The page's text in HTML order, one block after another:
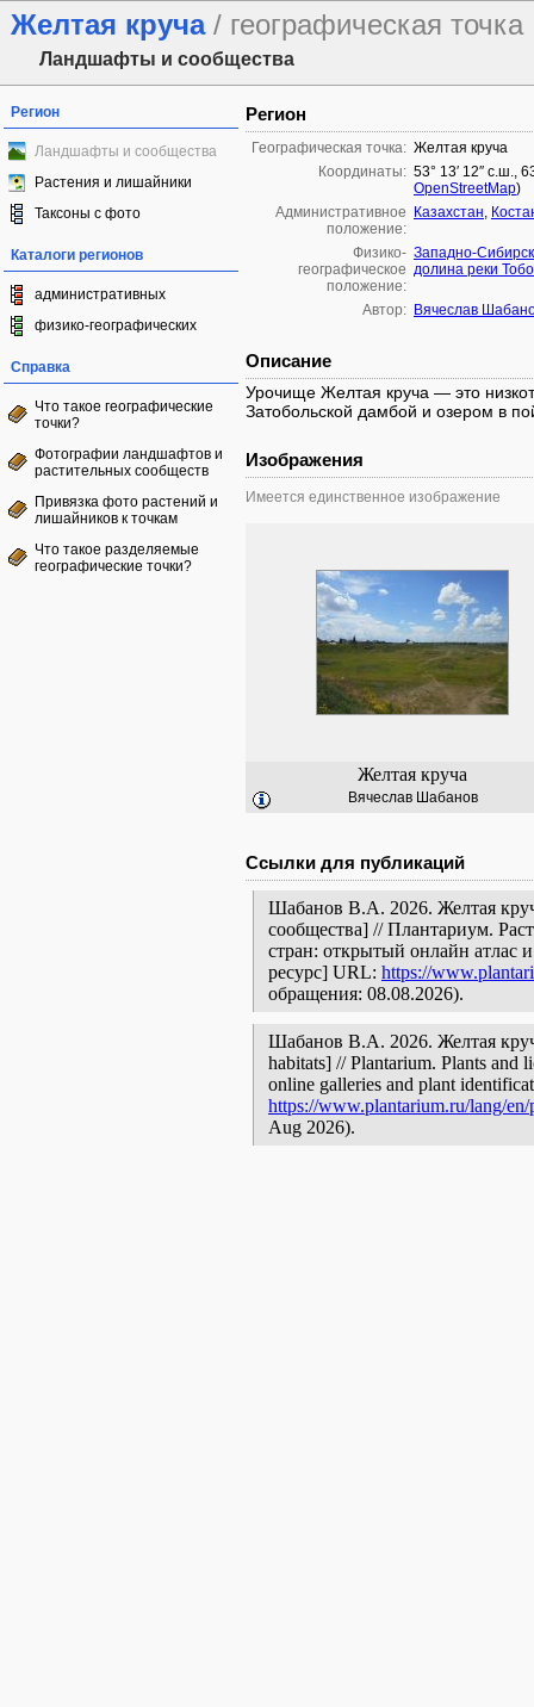
Желтая круча / географическая точка
Ландшафты и сообщества
Регион
Ландшафты и сообщества
Растения и лишайники
Таксоны с фото
Каталоги регионов
административных
физико-географических
Справка
Что такое географические
точки?
Фотографии ландшафтов и
растительных сообществ
Привязка фото растений и
лишайников к точкам
Что такое разделяемые
географические точки?
Регион
Географическая точка: Желтая круча
Координаты: 53° 13′ 12″ с.ш.,
OpenStreetMap)
Административное
положение:
Казахстан,
Физико-
географическое
положение:
Западно-
долина реки
Автор: Вячеслав
Описание
Урочище Желтая круча — это
Затобольской дамбой и озером в
Изображения
Имеется единственное изображение
Желтая круча
Вячеслав Шабанов
Ссылки для публикаций
Шабанов В.А. 2026. Желтая
сообщества] // Плантариум.
стран: открытый онлайн атлас
ресурс] URL: https://
обращения: 08.08.2026).
Шабанов В.А. 2026. Желтая
habitats] // Plantarium. Plants and
online galleries and plant
https://www.plantarium.ru/lang/
Aug 2026).